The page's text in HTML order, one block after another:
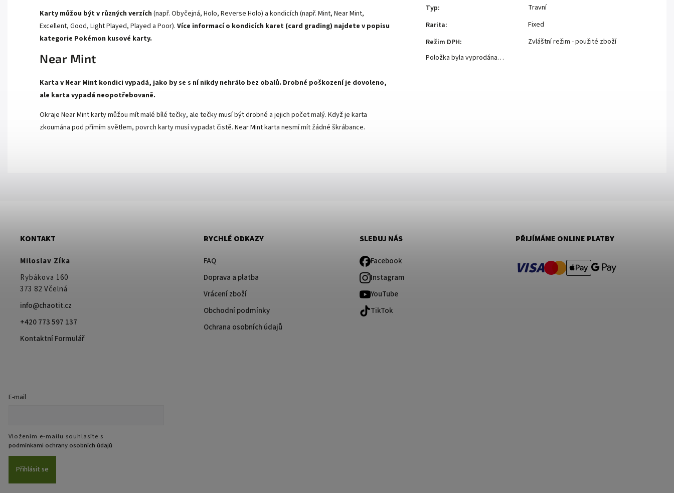
Karty můžou být v různých verzích (např. Obyčejná, Holo, Reverse Holo) a kondicích (např. Mint, Near Mint,
Excellent, Good, Light Played, Played a Poor). Více informací o kondicích karet (card grading) najdete v popisu
kategorie Pokémon kusové karty.
Near Mint
Karta v Near Mint kondici vypadá, jako by se s ní nikdy nehrálo bez obalů. Drobné poškození je dovoleno,
ale karta vypadá neopotřebovaně.
Okraje Near Mint karty můžou mít malé bílé tečky, ale tečky musí být drobné a jejich počet malý. Když je karta
zkoumána pod přímím světlem, povrch karty musí vypadat čistě. Near Mint karta nesmí mít žádné škrábance.
Typ:
Travní
Rarita:
Fixed
Režim DPH:
Zvláštní režim - použité zboží
Položka byla vyprodána…
KONTAKT
Miloslav Zíka
Rybákova 160
373 82 Včelná
info@chaotit.cz
+420 773 597 137
Kontaktní Formulář
RYCHLÉ ODKAZY
FAQ
Doprava a platba
Vrácení zboží
Obchodní podmínky
Ochrana osobních údajů
SLEDUJ NÁS
Facebook
Instagram
YouTube
TikTok
PŘIJÍMÁME ONLINE PLATBY
VISA
E-mail
Vložením e-mailu souhlasíte s
podmínkami ochrany osobních údajů
Přihlásit se